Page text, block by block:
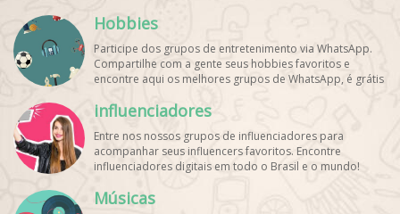
Hobbies
Participe dos grupos de entretenimento via WhatsApp.
Compartilhe com a gente seus hobbies favoritos e
encontre aqui os melhores grupos de WhatsApp, é grátis
influenciadores
Entre nos nossos grupos de influenciadores para
acompanhar seus influencers favoritos. Encontre
influenciadores digitais em todo o Brasil e o mundo!
Músicas